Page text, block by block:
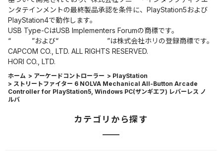
ンタテインメントの最終製品承認を条件に、PlayStation5および
PlayStation4で動作します。
USB Type-CはUSB Implementers Forumの商標です。
“ ”および“ ”は株式会社ホリの登録商標です。
CAPCOM CO., LTD. ALL RIGHTS RESERVED.
HORI CO., LTD.
ホーム > アーケードコントローラー > PlayStation
> ストリートファイター 6 NOLVA Mechanical All-Button Arcade
Controller for PlayStation5, Windows PC(ザンギエフ) レバーレス ノ
ルバ
カテゴリから探す